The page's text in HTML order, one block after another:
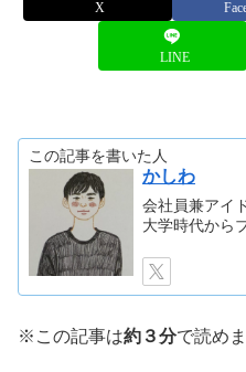
X
LINE
この記事を書いた人
かしわ
会社員兼アイ
大学時代から
※この記事は約３分で読めま